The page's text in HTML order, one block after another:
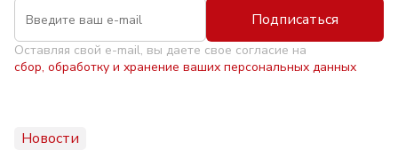
Подписаться
Оставляя свой e-mail, вы даете свое согласие на
сбор, обработку и хранение ваших персональных данных
Новости